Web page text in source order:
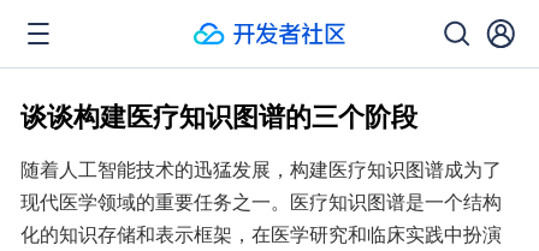
谈谈构建医疗知识图谱的三个阶段
随着人工智能技术的迅猛发展，构建医疗知识图谱成为了
现代医学领域的重要任务之一。医疗知识图谱是一个结构
化的知识存储和表示框架，在医学研究和临床实践中扮演